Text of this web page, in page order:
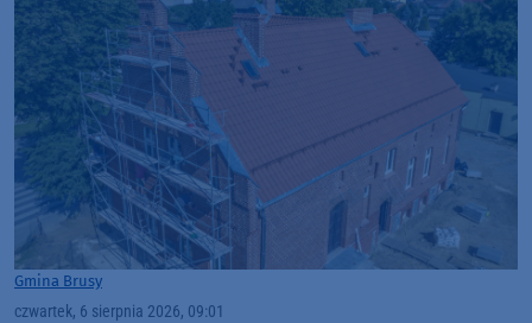
Gmina Brusy
czwartek, 6 sierpnia 2026, 09:01